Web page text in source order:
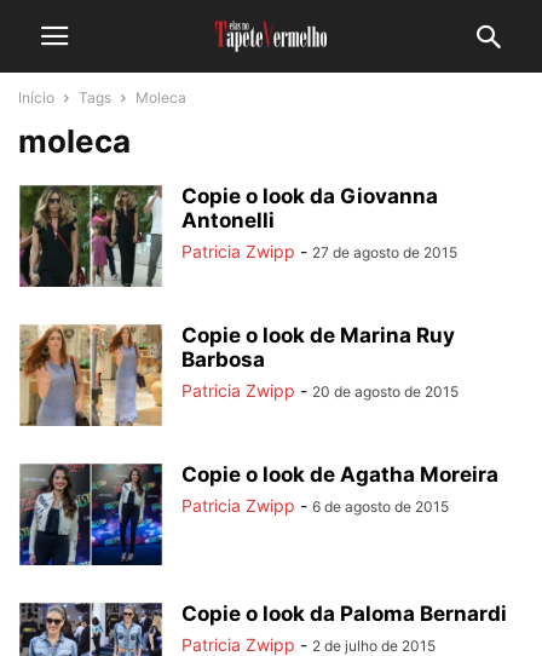
Início Tags Moleca
moleca
Copie o look da Giovanna
Antonelli
Patricia Zwipp - 27 de agosto de 2015
Copie o look de Marina Ruy
Barbosa
Patricia Zwipp - 20 de agosto de 2015
Copie o look de Agatha Moreira
Patricia Zwipp - 6 de agosto de 2015
Copie o look da Paloma Bernardi
Patricia Zwipp - 2 de julho de 2015